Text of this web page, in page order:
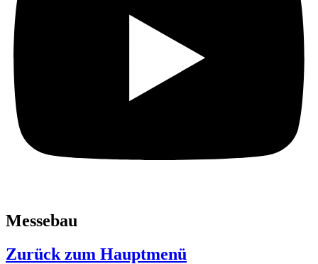
Messebau
Zurück zum Hauptmenü